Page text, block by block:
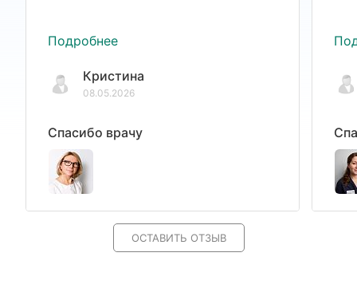
Подробнее
Кристина
08.05.2026
Спасибо врачу
ОСТАВИТЬ ОТЗЫВ